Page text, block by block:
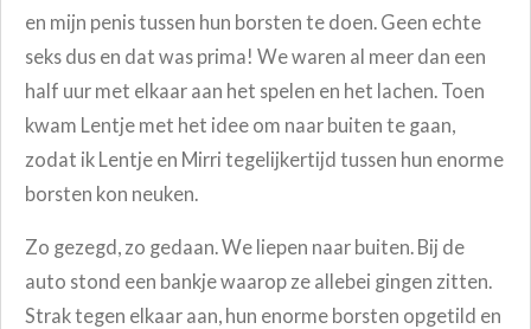
en mijn penis tussen hun borsten te doen. Geen echte
seks dus en dat was prima! We waren al meer dan een
half uur met elkaar aan het spelen en het lachen. Toen
kwam Lentje met het idee om naar buiten te gaan,
zodat ik Lentje en Mirri tegelijkertijd tussen hun enorme
borsten kon neuken.
Zo gezegd, zo gedaan. We liepen naar buiten. Bij de
auto stond een bankje waarop ze allebei gingen zitten.
Strak tegen elkaar aan, hun enorme borsten opgetild en